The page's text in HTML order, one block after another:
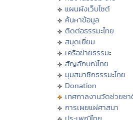
แผนผังเว็บไซต์
ค้นหาข้อมูล
ติดต่อธรรมะไทย
สมุดเยี่ยม
เครือข่ายธรรมะ
สัญลักษณ์ไทย
มุมสมาชิกธรรมะไทย
Donation
เทศกาลงานวัดช่วยช
การเผยแผ่ศาสนา